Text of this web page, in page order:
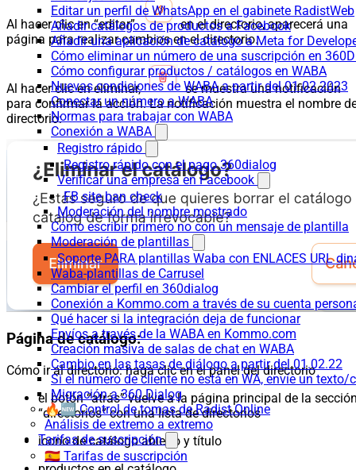
Editar un perfil de WhatsApp en el gabinete RadistWeb
Añadir catálogos de productos a Facebook
Añadir una aplicación de catálogo a Meta for
Cómo eliminar un número de una suscripción en
Cómo configurar productos / catálogos en WABA
Nuevas condiciones de WABA a partir del 01.02.2023
Conectar un número a WABA
Normas para trabajar con WABA
Conexión a WABA
Registro rápido
Registro rápido con el pago 360dialog
Verificar una empresa en Facebook
FB site ban check
Moderación del nombre mostrado
Cómo escribir primero no con un mensaje de plantilla
Moderación de plantillas
Soporte PARA plantillas Waba con ENLACES URL
Waba-plantillas de Carrusel
Cambiar el perfil en 360dialog
Conexión a Kommo.com a través de su cuenta
Qué hacer si la integración deja de funcionar
Envíos a través de la WABA en Kommo.com
Creación masiva de salas de chat en WABA
Cambio en las tasas de diálogo a partir del 01.02.22
Si el número de cliente no está en WA, envíe un
Migración a 360 Dialog
🔥🆕 Control de tomas de Radist.Online
Análisis de extremo a extremo
Tarifas de suscripción
🇪🇸 Tarifas de suscripción
Al hacer clic en “editar”
en el directorio, aparecerá una
página para realizar cambios en el directorio.
Al hacer clic en eliminar,
se muestra una notificación
para confirmar la acción. La notificación muestra el nombre
directorio:
Página de catálogo:
Cómo ir al directorio: haga clic en el panel del directorio
el botón “atrás” vuelve a la página principal de la
“directorios” con una lista de directorios
icono de catálogo abierto y título